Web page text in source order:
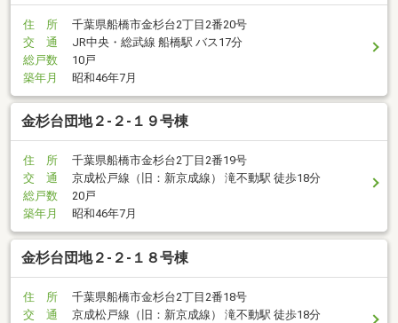
住 所
千葉県船橋市金杉台2丁目2番20号
交 通
JR中央・総武線 船橋駅 バス17分
総戸数
10戸
築年月
昭和46年7月
金杉台団地２-２-１９号棟
住 所
千葉県船橋市金杉台2丁目2番19号
交 通
京成松戸線（旧：新京成線） 滝不動駅 徒歩18分
総戸数
20戸
築年月
昭和46年7月
金杉台団地２-２-１８号棟
住 所
千葉県船橋市金杉台2丁目2番18号
交 通
京成松戸線（旧：新京成線） 滝不動駅 徒歩18分